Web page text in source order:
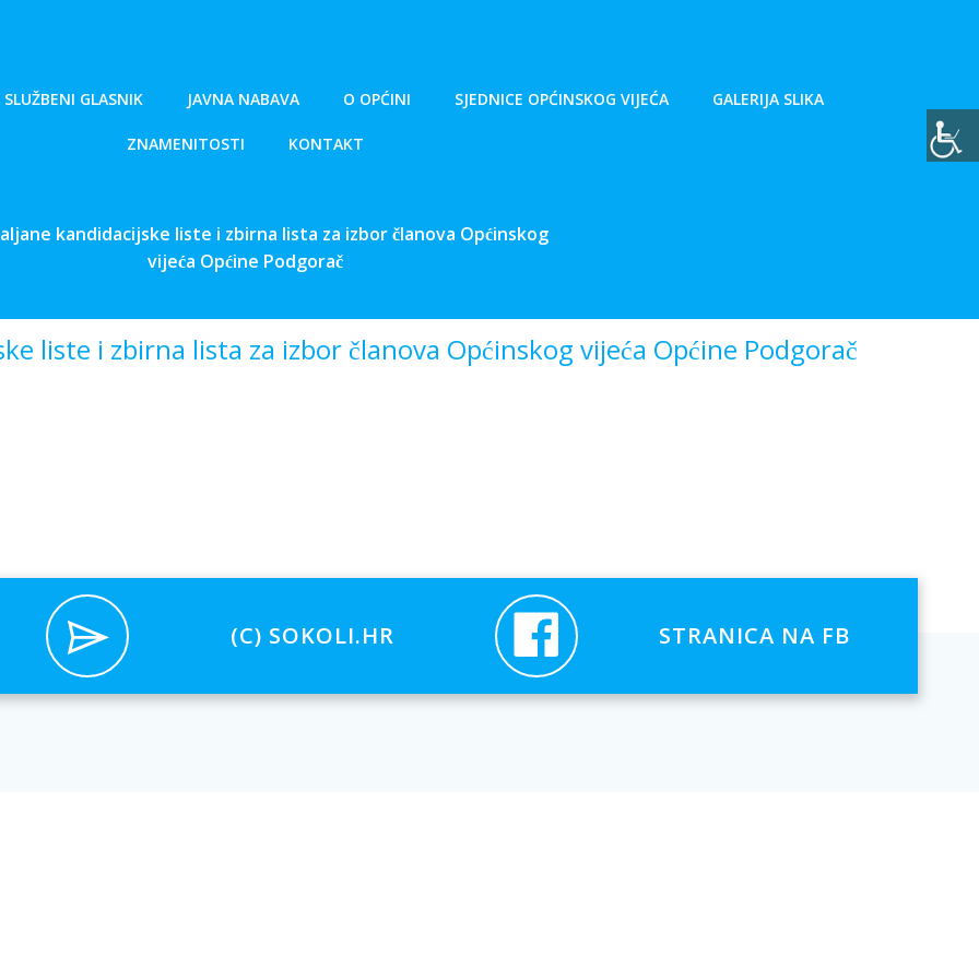
SLUŽBENI GLASNIK JAVNA NABAVA O OPĆINI SJEDNICE OPĆINSKOG VIJEĆA GALERIJA SLIKA
ZNAMENITOSTI KONTAKT
kandidacijske liste i zbirna lista za izbor članova Općinskog
vijeća Općine Podgorač
liste i zbirna lista za izbor članova Općinskog vijeća Općine Podgorač
(C) SOKOLI.HR STRANICA NA FB